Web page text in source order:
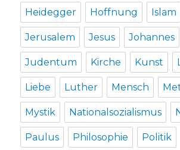
Heidegger Hoffnung Islam
Jerusalem Jesus Johannes
Judentum Kirche Kunst
Liebe Luther Mensch
Mystik Nationalsozialismus
Paulus Philosophie Politik